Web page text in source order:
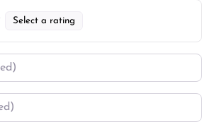
Select a rating